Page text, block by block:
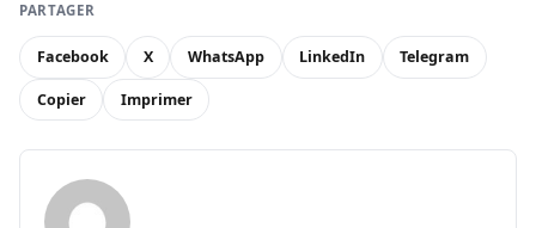
PARTAGER
Facebook X WhatsApp LinkedIn Telegram
Copier Imprimer